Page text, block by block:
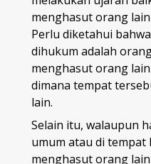
menghasut orang
Perlu diketahui
dihukum adalah
menghasut orang
dimana tempat
lain.
Selain itu, walaupun
umum atau di tempat
menghasut orang